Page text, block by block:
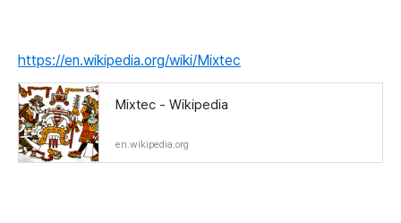
https://en.wikipedia.org/wiki/Mixtec
Mixtec - Wikipedia
en.wikipedia.org